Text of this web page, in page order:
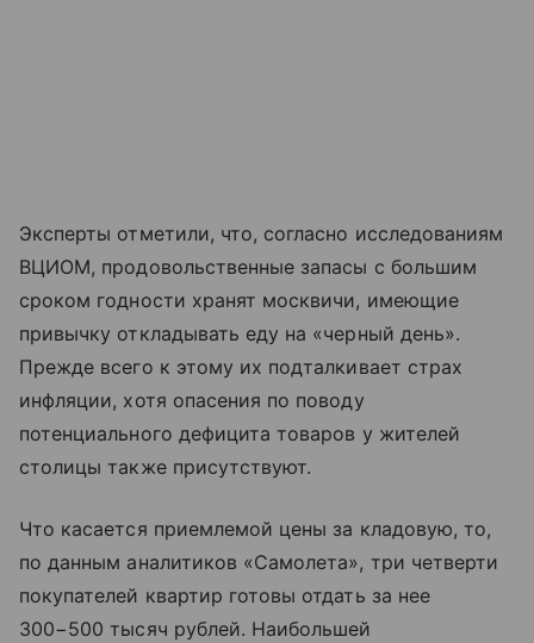
Эксперты отметили, что, согласно исследованиям
ВЦИОМ, продовольственные запасы с большим
сроком годности хранят москвичи, имеющие
привычку откладывать еду на «черный день».
Прежде всего к этому их подталкивает страх
инфляции, хотя опасения по поводу
потенциального дефицита товаров у жителей
столицы также присутствуют.
Что касается приемлемой цены за кладовую, то,
по данным аналитиков «Самолета», три четверти
покупателей квартир готовы отдать за нее
300−500 тысяч рублей. Наибольшей